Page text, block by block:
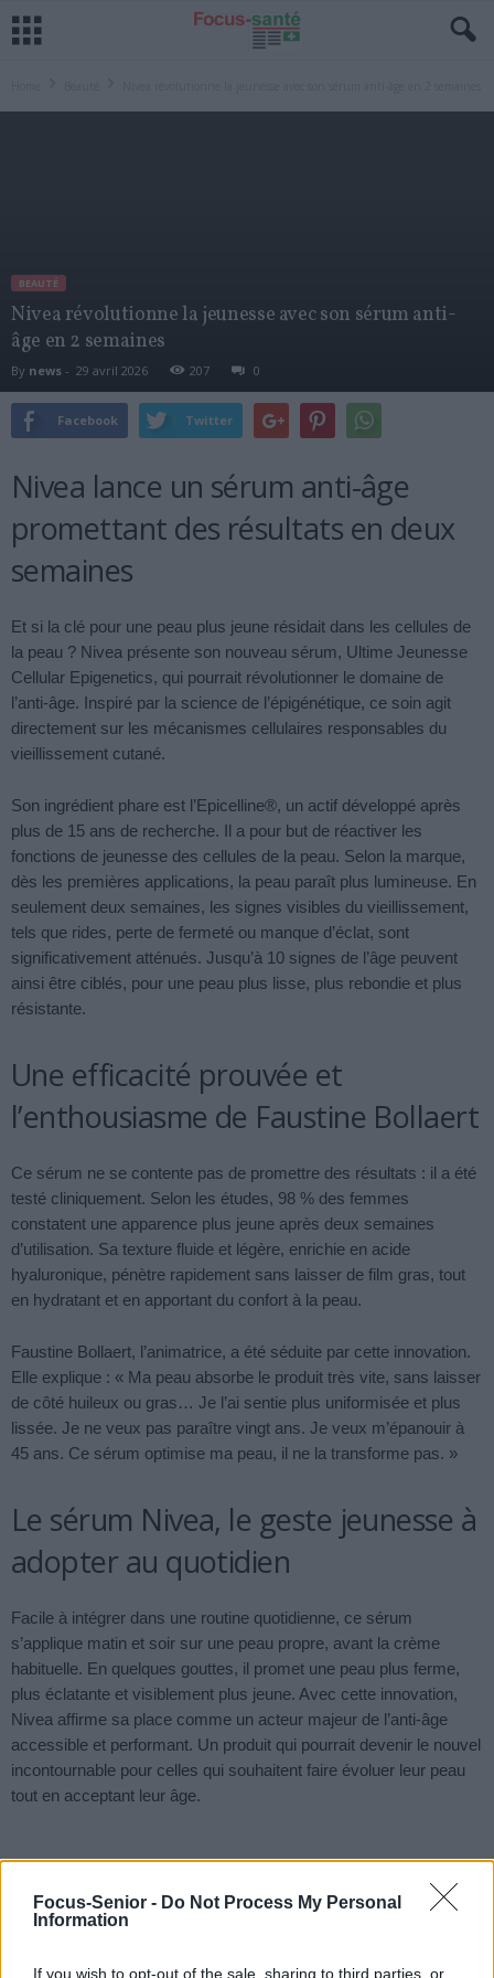
Focus-Senior - Do Not Process My Personal
Information
If you wish to opt-out of the sale, sharing to third parties, or
BEAUTÉ
Nivea révolutionne la jeunesse avec son sérum anti-
âge en 2 semaines
By news - 29 avril 2026 207 0
Facebook Twitter
Nivea lance un sérum anti-âge
promettant des résultats en deux
semaines
Et si la clé pour une peau plus jeune résidait dans les cellules de
la peau ? Nivea présente son nouveau sérum, Ultime Jeunesse
Cellular Epigenetics, qui pourrait révolutionner le domaine de
l’anti-âge. Inspiré par la science de l’épigénétique, ce soin agit
directement sur les mécanismes cellulaires responsables du
vieillissement cutané.
Son ingrédient phare est l’Epicelline®, un actif développé après
plus de 15 ans de recherche. Il a pour but de réactiver les
fonctions de jeunesse des cellules de la peau. Selon la marque,
dès les premières applications, la peau paraît plus lumineuse. En
seulement deux semaines, les signes visibles du vieillissement,
tels que rides, perte de fermeté ou manque d’éclat, sont
significativement atténués. Jusqu’à 10 signes de l’âge peuvent
ainsi être ciblés, pour une peau plus lisse, plus rebondie et plus
résistante.
Une efficacité prouvée et
l’enthousiasme de Faustine Bollaert
Ce sérum ne se contente pas de promettre des résultats : il a été
testé cliniquement. Selon les études, 98 % des femmes
constatent une apparence plus jeune après deux semaines
d’utilisation. Sa texture fluide et légère, enrichie en acide
hyaluronique, pénètre rapidement sans laisser de film gras, tout
en hydratant et en apportant du confort à la peau.
Faustine Bollaert, l’animatrice, a été séduite par cette innovation.
Elle explique : « Ma peau absorbe le produit très vite, sans laisser
de côté huileux ou gras… Je l’ai sentie plus uniformisée et plus
lissée. Je ne veux pas paraître vingt ans. Je veux m’épanouir à
45 ans. Ce sérum optimise ma peau, il ne la transforme pas. »
Le sérum Nivea, le geste jeunesse à
adopter au quotidien
Facile à intégrer dans une routine quotidienne, ce sérum
s’applique matin et soir sur une peau propre, avant la crème
habituelle. En quelques gouttes, il promet une peau plus ferme,
plus éclatante et visiblement plus jeune. Avec cette innovation,
Nivea affirme sa place comme un acteur majeur de l’anti-âge
accessible et performant. Un produit qui pourrait devenir le nouvel
incontournable pour celles qui souhaitent faire évoluer leur peau
tout en acceptant leur âge.
Biodance lance un masque
violet révolutionnaire
Retraite ou pas : le vrai